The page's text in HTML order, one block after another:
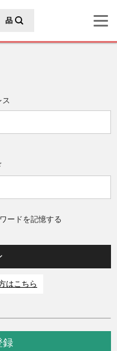
品
ス
ードを記憶する
はこちら
録